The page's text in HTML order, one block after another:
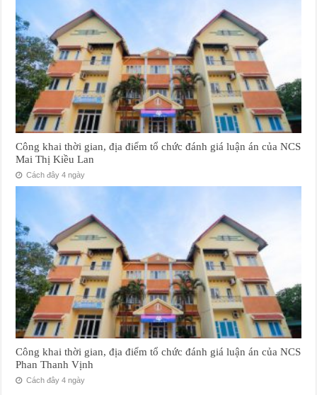
Công khai thời gian, địa điểm tổ chức đánh giá luận án của NCS
Mai Thị Kiều Lan
Cách đây 4 ngày
Công khai thời gian, địa điểm tổ chức đánh giá luận án của NCS
Phan Thanh Vịnh
Cách đây 4 ngày